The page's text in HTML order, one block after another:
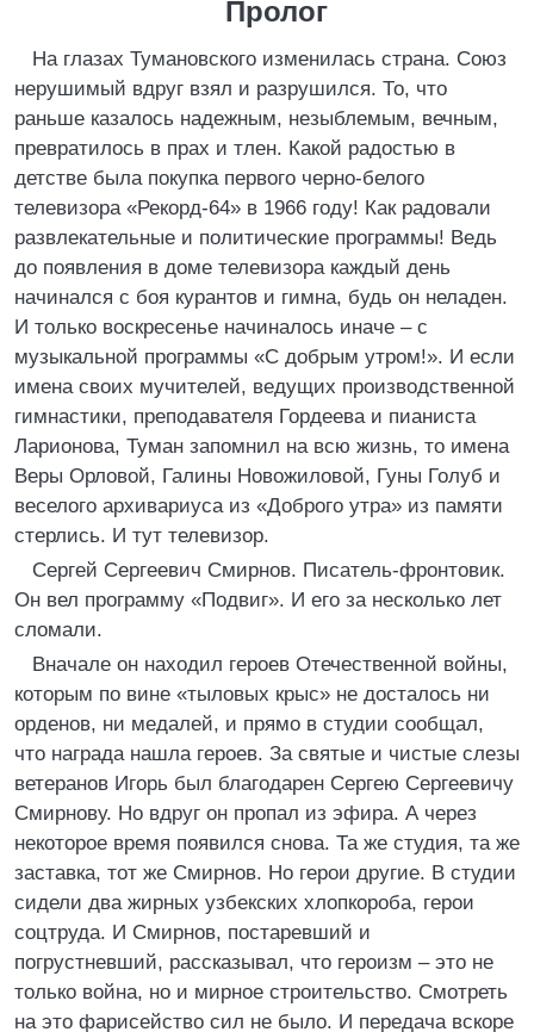
Пролог
На глазах Тумановского изменилась страна. Союз
нерушимый вдруг взял и разрушился. То, что
раньше казалось надежным, незыблемым, вечным,
превратилось в прах и тлен. Какой радостью в
детстве была покупка первого черно-белого
телевизора «Рекорд-64» в 1966 году! Как радовали
развлекательные и политические программы! Ведь
до появления в доме телевизора каждый день
начинался с боя курантов и гимна, будь он неладен.
И только воскресенье начиналось иначе – с
музыкальной программы «С добрым утром!». И если
имена своих мучителей, ведущих производственной
гимнастики, преподавателя Гордеева и пианиста
Ларионова, Туман запомнил на всю жизнь, то имена
Веры Орловой, Галины Новожиловой, Гуны Голуб и
веселого архивариуса из «Доброго утра» из памяти
стерлись. И тут телевизор.
Сергей Сергеевич Смирнов. Писатель-фронтовик.
Он вел программу «Подвиг». И его за несколько лет
сломали.
Вначале он находил героев Отечественной войны,
которым по вине «тыловых крыс» не досталось ни
орденов, ни медалей, и прямо в студии сообщал,
что награда нашла героев. За святые и чистые слезы
ветеранов Игорь был благодарен Сергею Сергеевичу
Смирнову. Но вдруг он пропал из эфира. А через
некоторое время появился снова. Та же студия, та же
заставка, тот же Смирнов. Но герои другие. В студии
сидели два жирных узбекских хлопкороба, герои
соцтруда. И Смирнов, постаревший и
погрустневший, рассказывал, что героизм – это не
только война, но и мирное строительство. Смотреть
на это фарисейство сил не было. И передача вскоре